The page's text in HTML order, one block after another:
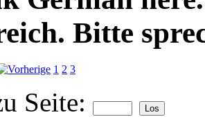
Bitte
1 2 3
Seite: